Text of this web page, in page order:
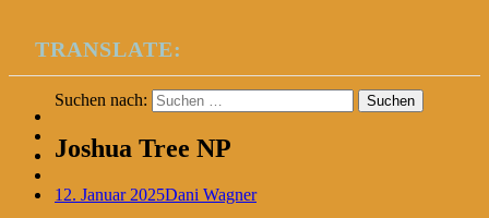
TRANSLATE:
Suchen nach:
Joshua Tree NP
12. Januar 2025Dani Wagner